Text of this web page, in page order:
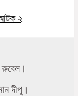
আটক ২
রুবেল।
দীপু।